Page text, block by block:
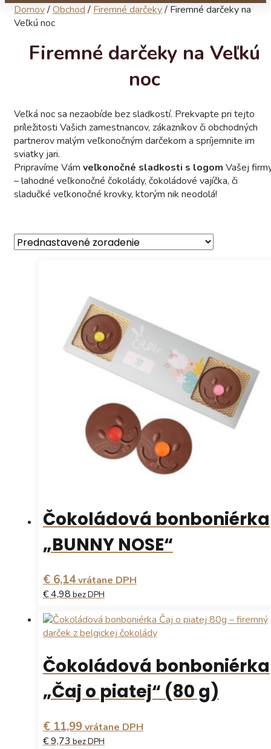
Domov/Obchod / Firemné darčeky/ Firemné darčeky na
Veľkú noc
Firemné darčeky na Veľkú
noc
Veľká noc sa nezaobíde bez sladkostí. Prekvapte pri tejto
príležitosti Vašich zamestnancov, zákazníkov či obchodných
partnerov malým veľkonočným darčekom a spríjemnite im
sviatky jari.
Pripravíme Vám veľkonočné sladkosti s logom Vašej
– lahodné veľkonočné čokolády, čokoládové vajíčka, či
sladučké veľkonočné krovky, ktorým nik neodolá!
Čokoládová bonboniérka
„BUNNY NOSE“
€ 6,14vrátane DPH
€ 4,98 bez DPH
Čokoládová bonboniérka
„Čaj o piatej“ (80 g)
€ 11,99vrátane DPH
€ 9,73 bez DPH